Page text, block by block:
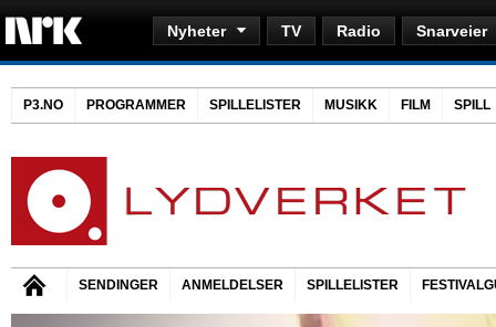
Nyheter TV Radio Snarveier
P3.NO PROGRAMMER SPILLELISTER MUSIKK FILM SPILL
SENDINGER ANMELDELSER SPILLELISTER